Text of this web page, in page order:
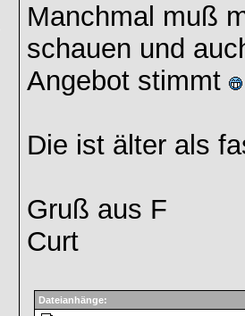
Manchmal muß
schauen und
Angebot stimmt
Die ist älter als
Gruß aus F
Curt
Dateianhänge: